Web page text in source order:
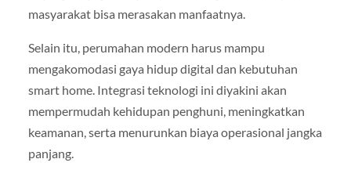
masyarakat bisa merasakan manfaatnya.
Selain itu, perumahan modern harus mampu
mengakomodasi gaya hidup digital dan kebutuhan
smart home. Integrasi teknologi ini diyakini akan
mempermudah kehidupan penghuni, meningkatkan
keamanan, serta menurunkan biaya operasional jangka
panjang.